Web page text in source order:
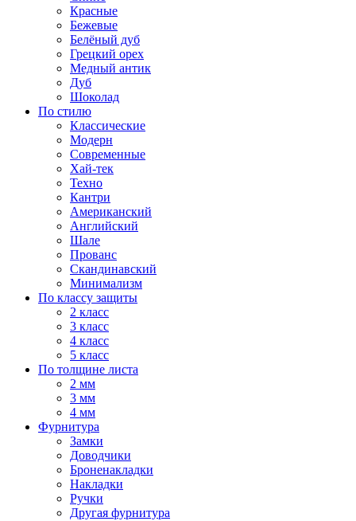
Красные
Бежевые
Белёный дуб
Грецкий орех
Медный антик
Дуб
Шоколад
По стилю
Классические
Модерн
Современные
Хай-тек
Техно
Кантри
Американский
Английский
Шале
Прованс
Скандинавский
Минимализм
По классу защиты
2 класс
3 класс
4 класс
5 класс
По толщине листа
2 мм
3 мм
4 мм
Фурнитура
Замки
Доводчики
Броненакладки
Накладки
Ручки
Другая фурнитура